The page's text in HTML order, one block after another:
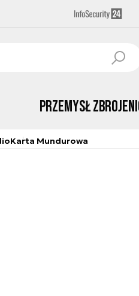
Przemysł
Karta Mundurowa